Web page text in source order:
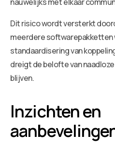
Dit risico wordt versterkt
meerdere softwarepakketten
standaardisering van
dreigt de belofte van
blijven.
Inzichten en